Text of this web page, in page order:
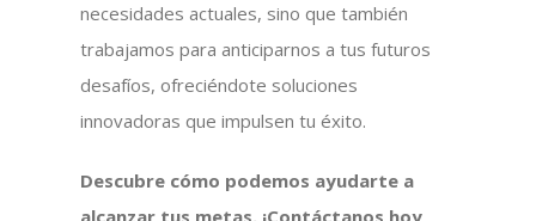
necesidades actuales, sino que también
trabajamos para anticiparnos a tus futuros
desafíos, ofreciéndote soluciones
innovadoras que impulsen tu éxito.
Descubre cómo podemos ayudarte a